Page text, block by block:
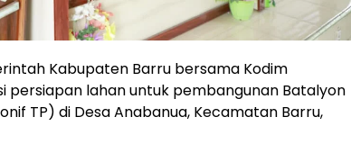
Kabupaten Barru bersama Kodim
persiapan lahan untuk pembangunan Batalyon
TP) di Desa Anabanua, Kecamatan Barru,